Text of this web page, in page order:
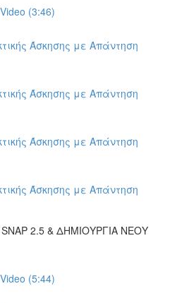
(3:46)
Άσκησης με Απάντηση
Άσκησης με Απάντηση
Άσκησης με Απάντηση
Άσκησης με Απάντηση
2.5 & ΔΗΜΙΟΥΡΓΙΑ ΝΕΟΥ
(5:44)